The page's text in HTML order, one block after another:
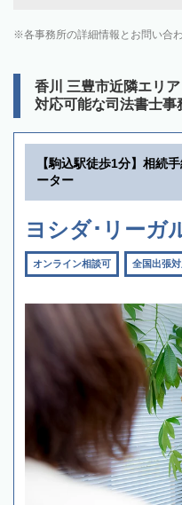
各事務所の詳細情報とお問い合
香川 三豊市近隣エリ
対応可能な司法書士事
【駒込駅徒歩1分】相続
ーター
ヨシダ･リーガ
オンライン相談可 全国出張